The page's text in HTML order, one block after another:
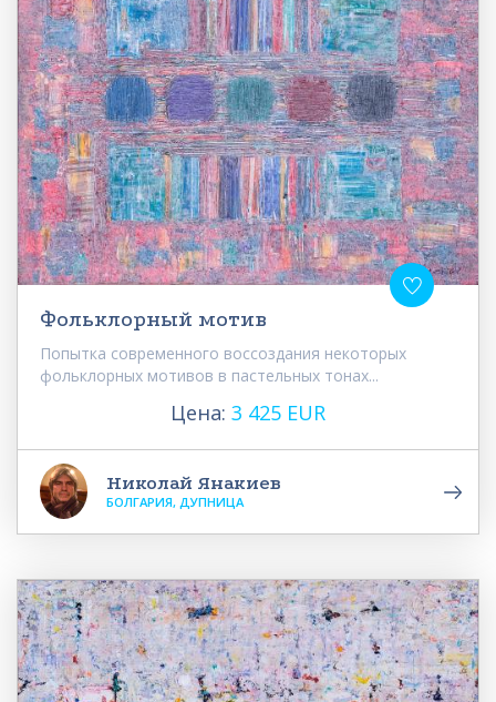
Фольклорный мотив
Попытка современного воссоздания некоторых
фольклорных мотивов в пастельных тонах...
Цена: 3 425 EUR
Николай Янакиев
БОЛГАРИЯ, ДУПНИЦА